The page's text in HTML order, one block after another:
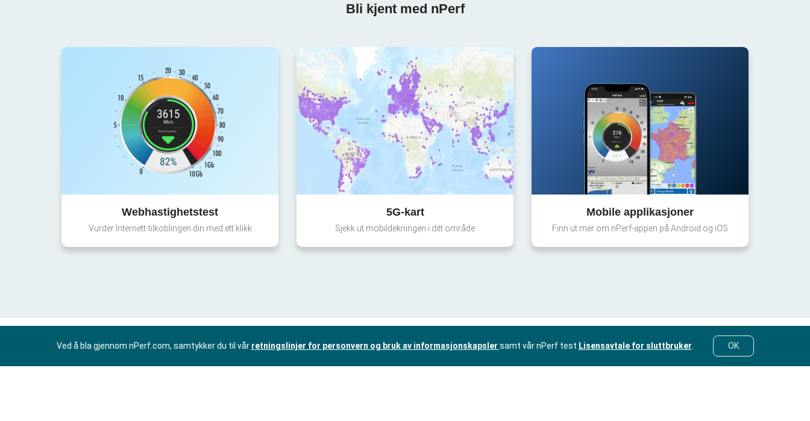
Bli kjent med nPerf
Webhastighetstest
Vurder Internett-tilkoblingen din med ett klikk
5G-kart
Sjekk ut mobildekningen i ditt område
Mobile applikasjoner
Finn ut mer om nPerf-appen på Android og iOS
Ved å bla gjennom nPerf.com, samtykker du til vår retningslinjer for personvern og bruk av informasjonskapsler samt vår nPerf test Lisensavtale for sluttbruker OK